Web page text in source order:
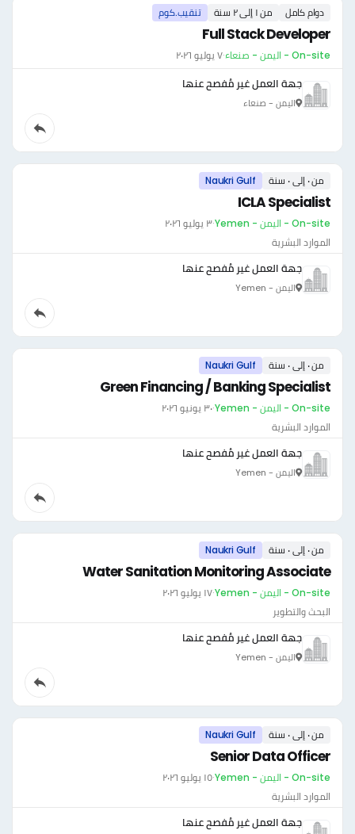
دوام كامل من ١ إلى ٢ سنة تنقيب.كوم
Full Stack Developer
On-site - اليمن - صنعاء ·٧ يوليو ٢٠٢٦
جهة العمل غير مُفصح عنها
اليمن - صنعاء
من ٠ إلى ٠ سنة Naukri Gulf
ICLA Specialist
On-site - اليمن - Yemen ·٣ يوليو ٢٠٢٦
الموارد البشرية
جهة العمل غير مُفصح عنها
اليمن - Yemen
من ٠ إلى ٠ سنة Naukri Gulf
Green Financing / Banking Specialist
On-site - اليمن - Yemen ·٣٠ يونيو ٢٠٢٦
الموارد البشرية
جهة العمل غير مُفصح عنها
اليمن - Yemen
من ٠ إلى ٠ سنة Naukri Gulf
Water Sanitation Monitoring Associate
On-site - اليمن - Yemen ·١٧ يوليو ٢٠٢٦
البحث والتطوير
جهة العمل غير مُفصح عنها
اليمن - Yemen
من ٠ إلى ٠ سنة Naukri Gulf
Senior Data Officer
On-site - اليمن - Yemen ·١٥ يوليو ٢٠٢٦
الموارد البشرية
جهة العمل غير مُفصح عنها